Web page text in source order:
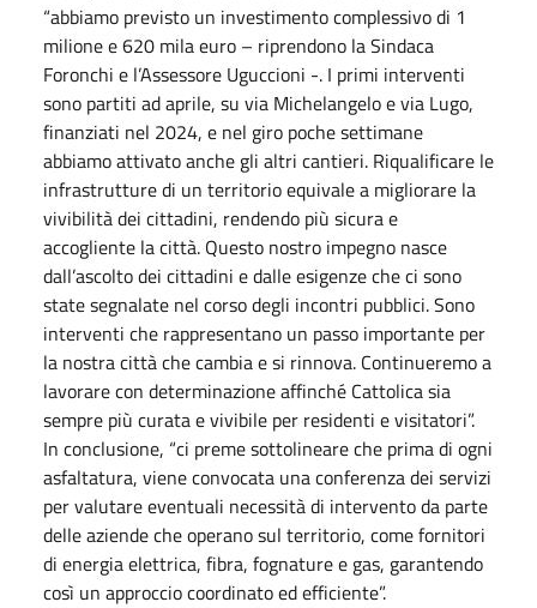
“abbiamo previsto un investimento complessivo di 1
milione e 620 mila euro – riprendono la Sindaca
Foronchi e l’Assessore Uguccioni -. I primi interventi
sono partiti ad aprile, su via Michelangelo e via Lugo,
finanziati nel 2024, e nel giro poche settimane
abbiamo attivato anche gli altri cantieri. Riqualificare le
infrastrutture di un territorio equivale a migliorare la
vivibilità dei cittadini, rendendo più sicura e
accogliente la città. Questo nostro impegno nasce
dall’ascolto dei cittadini e dalle esigenze che ci sono
state segnalate nel corso degli incontri pubblici. Sono
interventi che rappresentano un passo importante per
la nostra città che cambia e si rinnova. Continueremo a
lavorare con determinazione affinché Cattolica sia
sempre più curata e vivibile per residenti e visitatori”.
In conclusione, “ci preme sottolineare che prima di ogni
asfaltatura, viene convocata una conferenza dei servizi
per valutare eventuali necessità di intervento da parte
delle aziende che operano sul territorio, come fornitori
di energia elettrica, fibra, fognature e gas, garantendo
così un approccio coordinato ed efficiente”.